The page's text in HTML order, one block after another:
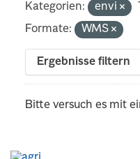
Kategorien: envi
Formate:
WMS
Ergebnisse filtern
Bitte versuch es mit